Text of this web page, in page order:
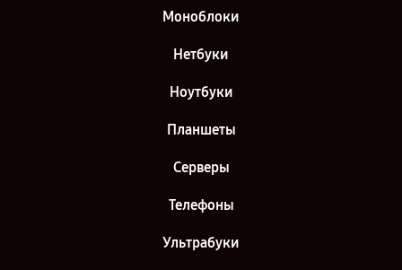
Моноблоки
Нетбуки
Ноутбуки
Планшеты
Серверы
Телефоны
Ультрабуки